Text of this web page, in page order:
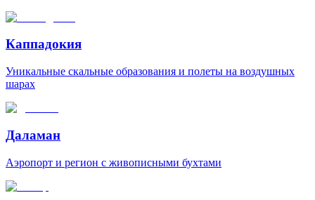
Каппадокия
Уникальные скальные образования и полеты на воздушных
шарах
Даламан
Аэропорт и регион с живописными бухтами